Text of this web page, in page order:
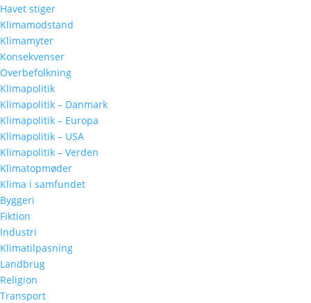
Havet stiger
Klimamodstand
Klimamyter
Konsekvenser
Overbefolkning
Klimapolitik
Klimapolitik – Danmark
Klimapolitik – Europa
Klimapolitik – USA
Klimapolitik – Verden
Klimatopmøder
Klima i samfundet
Byggeri
Fiktion
Industri
Klimatilpasning
Landbrug
Religion
Transport